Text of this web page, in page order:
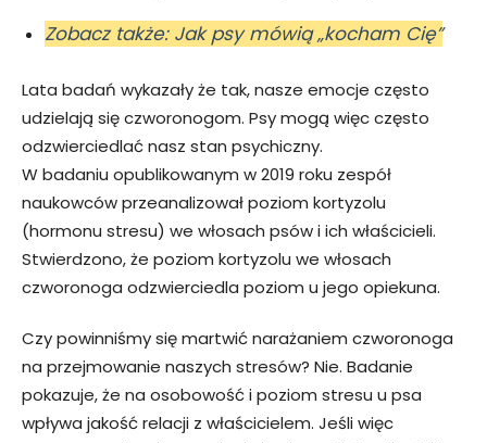
Zobacz także: Jak psy mówią „kocham Cię”
Lata badań wykazały że tak, nasze emocje często
udzielają się czworonogom. Psy mogą więc często
odzwierciedlać nasz stan psychiczny.
W badaniu opublikowanym w 2019 roku zespół
naukowców przeanalizował poziom kortyzolu
(hormonu stresu) we włosach psów i ich właścicieli.
Stwierdzono, że poziom kortyzolu we włosach
czworonoga odzwierciedla poziom u jego opiekuna.
Czy powinniśmy się martwić narażaniem czworonoga
na przejmowanie naszych stresów? Nie. Badanie
pokazuje, że na osobowość i poziom stresu u psa
wpływa jakość relacji z właścicielem. Jeśli więc